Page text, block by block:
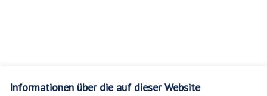
Informationen über die auf dieser Website